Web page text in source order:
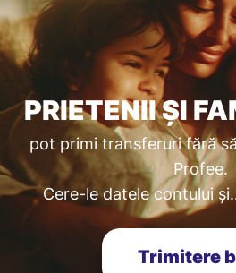
PRIETENII ȘI
pot primi transferuri fără
Profee.
Cere-le datele contului
Trimitere